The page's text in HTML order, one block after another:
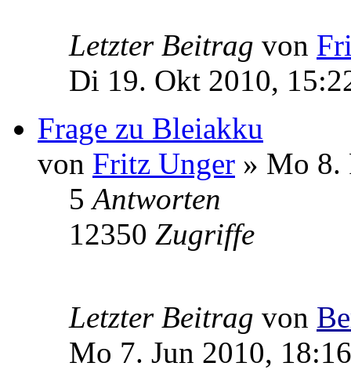
Letzter Beitrag von
Di 19. Okt 2010,
Frage zu Bleiakku
von Fritz Unger » Mo 8.
5Antworten
12350 Zugriffe
Letzter Beitrag von
Mo 7. Jun 2010, 18:16